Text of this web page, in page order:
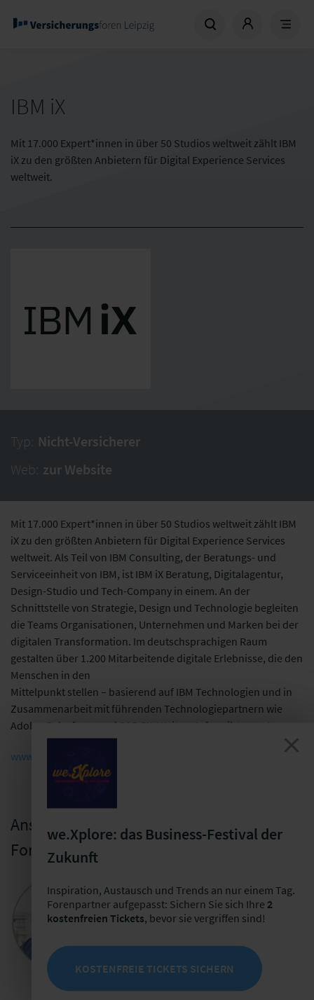
IBM iX
Mit 17.000 Expert*innen in über 50 Studios weltweit zählt IBM
iX zu den größten Anbietern für Digital Experience Services
weltweit.
Typ: Nicht-Versicherer
Web: zur Website
Mit 17.000 Expert*innen in über 50 Studios weltweit zählt IBM
iX zu den größten Anbietern für Digital Experience Services
weltweit. Als Teil von IBM Consulting, der Beratungs- und
Serviceeinheit von IBM, ist IBM iX Beratung, Digitalagentur,
Design-Studio und Tech-Company in einem. An der
Schnittstelle von Strategie, Design und Technologie begleiten
die Teams Organisationen, Unternehmen und Marken bei der
digitalen Transformation. Im deutschsprachigen Raum
gestalten über 1.200 Mitarbeitende digitale Erlebnisse, die den
Menschen in den
Mittelpunkt stellen – basierend auf IBM Technologien und in
Zusammenarbeit mit führenden Technologiepartnern wie
Adobe, Salesforce und SAP CX. Weitere Infos gibt es unter:
www.ibmix.de
Ansprechpartner für die
Forenpartnerschaft
Bastian Mörstedt
Leiter Partnermanagement
Jetzt Termin buchen
we.Xplore: das Business-Festival der
Zukunft
Inspiration, Austausch und Trends an nur einem Tag.
Forenpartner aufgepasst: Sichern Sie sich Ihre 2
kostenfreien Tickets, bevor sie vergriffen sind!
KOSTENFREIE TICKETS SICHERN